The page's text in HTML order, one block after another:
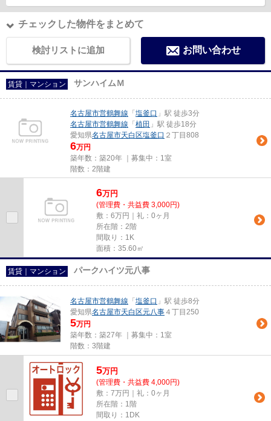
チェックした物件をまとめて
検討リストに追加 お問い合わせ
賃貸｜マンション サンハイムＭ
名古屋市営鶴舞線 「 塩釜口 」駅 徒歩3分
名古屋市営鶴舞線 「 植田 」駅 徒歩18分
愛知県名古屋市天白区塩釜口 ２丁目808
6万円
築年数：築20年 ｜募集中： 1室
階数：2階建
6万円
(管理費・共益費 3,000円)
敷：6万円｜礼：0ヶ月
所在階：2階
間取り：1K
面積：35.60㎡
賃貸｜マンション パークハイツ元八事
名古屋市営鶴舞線 「 塩釜口 」駅 徒歩8分
愛知県名古屋市天白区元八事 ４丁目250
5万円
築年数：築27年 ｜募集中： 1室
階数：3階建
5万円
(管理費・共益費 4,000円)
敷：7万円｜礼：0ヶ月
所在階：1階
間取り：1DK